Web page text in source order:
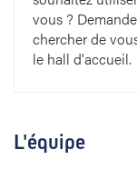
vous ?
chercher de
le hall d'accueil.
L'équipe